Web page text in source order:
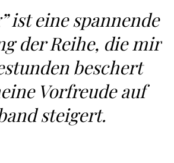
ist eine spannende
der Reihe, die mir
beschert
Vorfreude auf
steigert.